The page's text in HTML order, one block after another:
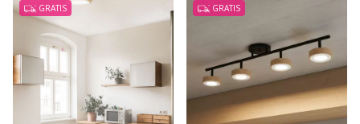
GRATIS GRATIS